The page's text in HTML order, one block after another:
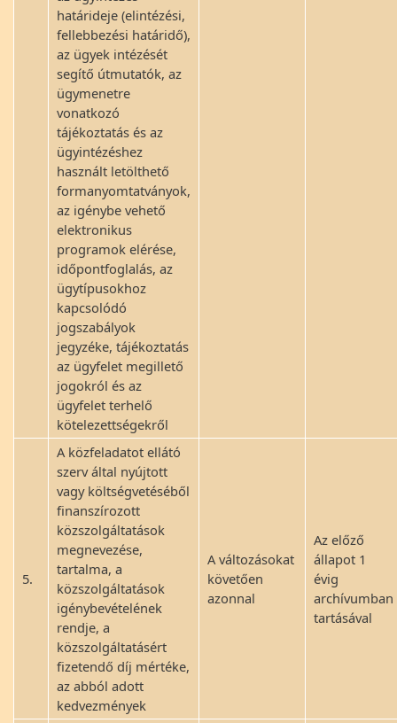
határideje (elintézési,
fellebbezési határidő),
az ügyek intézését
segítő útmutatók, az
ügymenetre
vonatkozó
tájékoztatás és az
ügyintézéshez
használt letölthető
formanyomtatványok,
az igénybe vehető
elektronikus
programok elérése,
időpontfoglalás, az
ügytípusokhoz
kapcsolódó
jogszabályok
jegyzéke, tájékoztatás
az ügyfelet megillető
jogokról és az
ügyfelet terhelő
kötelezettségekről
5.
A közfeladatot ellátó
szerv által nyújtott
vagy költségvetéséből
finanszírozott
közszolgáltatások
megnevezése,
tartalma, a
közszolgáltatások
igénybevételének
rendje, a
közszolgáltatásért
fizetendő díj mértéke,
az abból adott
kedvezmények
A változásokat
követően
azonnal
Az előző
állapot 1
évig
archívumban
tartásával